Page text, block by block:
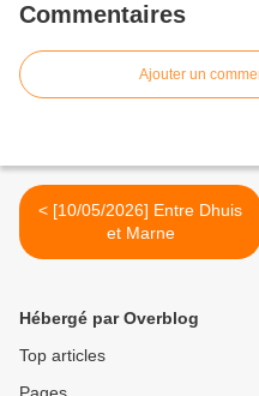
Commentaires
Ajouter un
< [10/05/2026] Entre Dhuis
et Marne
Hébergé par Overblog
Top articles